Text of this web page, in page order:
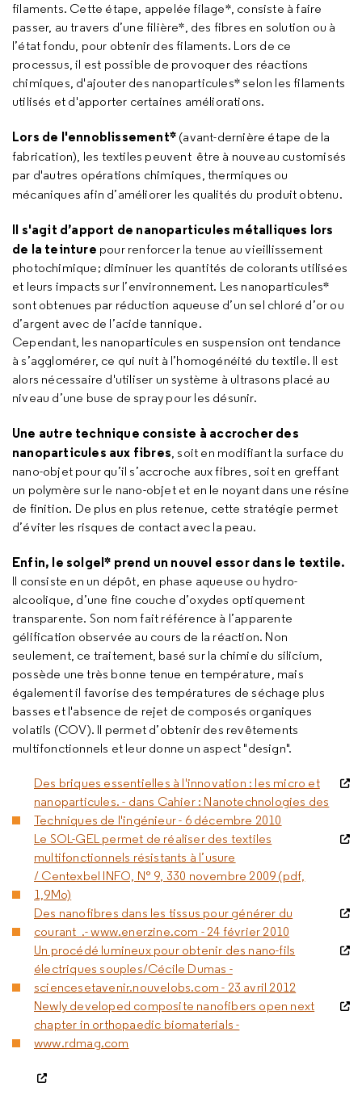
filaments. Cette étape, appelée filage*, consiste à faire
passer, au travers d’une filière*, des fibres en solution ou à
l’état fondu, pour obtenir des filaments. Lors de ce
processus, il est possible de provoquer des réactions
chimiques, d'ajouter des nanoparticules* selon les filaments
utilisés et d'apporter certaines améliorations.
Lors de l'ennoblissement* (avant-dernière étape de la
fabrication), les textiles peuvent être à nouveau customisés
par d'autres opérations chimiques, thermiques ou
mécaniques afin d’améliorer les qualités du produit obtenu.
Il s'agit d’apport de nanoparticules métalliques lors
de la teinture pour renforcer la tenue au vieillissement
photochimique; diminuer les quantités de colorants utilisées
et leurs impacts sur l’environnement. Les nanoparticules*
sont obtenues par réduction aqueuse d’un sel chloré d’or ou
d’argent avec de l’acide tannique.
Cependant, les nanoparticules en suspension ont tendance
à s’agglomérer, ce qui nuit à l’homogénéité du textile. Il est
alors nécessaire d'utiliser un système à ultrasons placé au
niveau d’une buse de spray pour les désunir.
Une autre technique consiste à accrocher des
nanoparticules aux fibres, soit en modifiant la surface du
nano-objet pour qu’il s’accroche aux fibres, soit en greffant
un polymère sur le nano-objet et en le noyant dans une résine
de finition. De plus en plus retenue, cette stratégie permet
d’éviter les risques de contact avec la peau.
Enfin, le solgel* prend un nouvel essor dans le textile.
Il consiste en un dépôt, en phase aqueuse ou hydro-
alcoolique, d’une fine couche d’oxydes optiquement
transparente. Son nom fait référence à l’apparente
gélification observée au cours de la réaction. Non
seulement, ce traitement, basé sur la chimie du silicium,
possède une très bonne tenue en température, mais
également il favorise des températures de séchage plus
basses et l'absence de rejet de composés organiques
volatils (COV). Il permet d’obtenir des revêtements
multifonctionnels et leur donne un aspect "design".
Des briques essentielles à l'innovation : les micro et
nanoparticules. - dans Cahier : Nanotechnologies des
Techniques de l'ingénieur - 6 décembre 2010
Le SOL-GEL permet de réaliser des textiles
multifonctionnels résistants à l’usure
/ Centexbel INFO, N° 9, 330 novembre 2009 (pdf,
1,9Mo)
Des nanofibres dans les tissus pour générer du
courant .- www.enerzine.com - 24 février 2010
Un procédé lumineux pour obtenir des nano-fils
électriques souples/Cécile Dumas -
sciencesetavenir.nouvelobs.com - 23 avril 2012
Newly developed composite nanofibers open next
chapter in orthopaedic biomaterials -
www.rdmag.com